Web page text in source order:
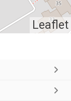
Leaflet